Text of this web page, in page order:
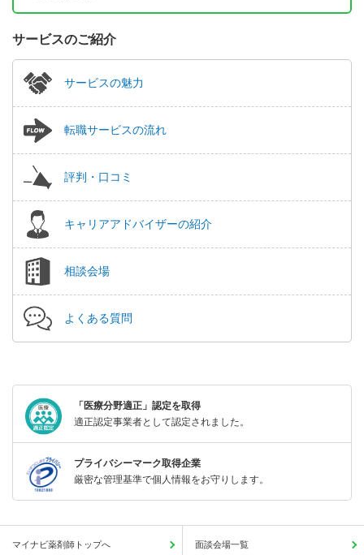
サービスのご紹介
サービスの魅力
転職サービスの流れ
評判・口コミ
キャリアアドバイザーの紹介
相談会場
よくある質問
「医療分野適正」認定を取得
適正認定事業者として認定されました。
プライバシーマーク取得企業
厳密な管理基準で個人情報をお守りします。
マイナビ薬剤師トップへ 面談会場一覧